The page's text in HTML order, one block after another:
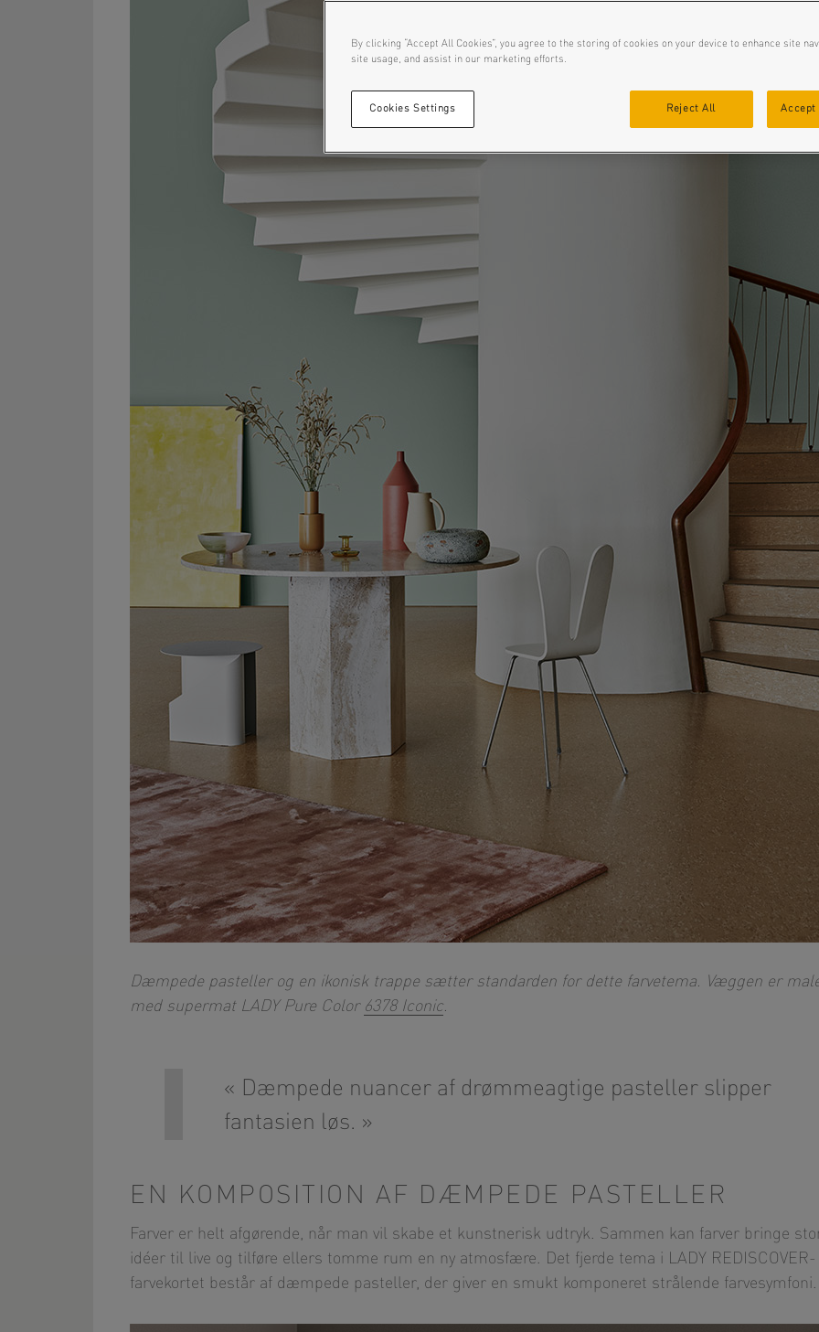
Dæmpede pasteller og en ikonisk trappe sætter standarden for dette farvetema. Væggen er
med supermat LADY Pure Color 6378 Iconic
Dæmpede nuancer af drømmeagtige pasteller slipper
fantasien løs.
EN KOMPOSITION AF DÆMPEDE PASTELLER
Farver er helt afgørende, når man vil skabe et kunstnerisk udtryk. Sammen kan farver bringe
idéer til live og tilføre ellers tomme rum en ny atmosfære. Det fjerde tema i LADY REDISCOVER-
farvekortet består af dæmpede pasteller, der giver en smukt komponeret strålende farvesymfoni.
By clicking “Accept All Cookies”, you agree to the storing of cookies on your device to enhance site
site usage, and assist in our marketing efforts.
Reject All Accept
Cookies Settings